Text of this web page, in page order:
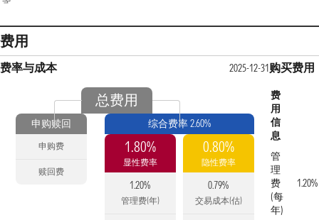
费用
费率与成本 2025-12-31
总费用
申购赎回
申购费
赎回费
综合费率 2.60%
1.80%
显性费率
1.20%
管理费(年)
0.80%
隐性费率
0.79%
交易成本(估)
购买费用
费
用
信
息
管
理
费
(每
年)
1.20%